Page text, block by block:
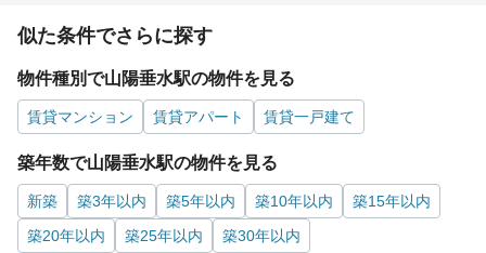
似た条件でさらに探す
物件種別で山陽垂水駅の物件を見る
賃貸マンション 賃貸アパート 賃貸一戸建て
築年数で山陽垂水駅の物件を見る
新築 築3年以内 築5年以内 築10年以内
築15年以内
築20年以内
築25年以内 築30年以内